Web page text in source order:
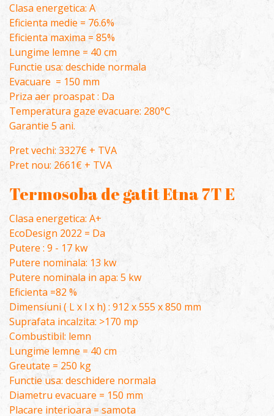
Clasa energetica: A
Eficienta medie = 76.6%
Eficienta maxima = 85%
Lungime lemne = 40 cm
Functie usa: deschide normala
Evacuare = 150 mm
Priza aer proaspat : Da
Temperatura gaze evacuare: 280°C
Garantie 5 ani.
Pret vechi: 3327€ + TVA
Pret nou: 2661€ + TVA
Termosoba de gatit Etna 7T E
Clasa energetica: A+
EcoDesign 2022 = Da
Putere : 9 - 17 kw
Putere nominala: 13 kw
Putere nominala in apa: 5 kw
Eficienta =82 %
Dimensiuni ( L x l x h) : 912 x 555 x 850 mm
Suprafata incalzita: >170 mp
Combustibil: lemn
Lungime lemne = 40 cm
Greutate = 250 kg
Functie usa: deschidere normala
Diametru evacuare = 150 mm
Placare interioara = samota